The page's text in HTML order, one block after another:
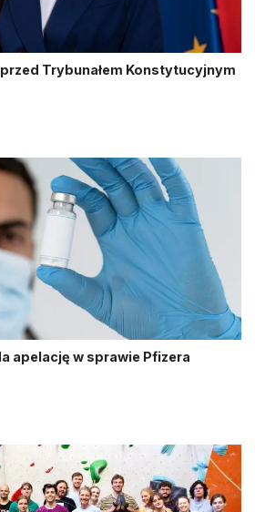
Trybunałem Konstytucyjnym
apelację w sprawie Pfizera